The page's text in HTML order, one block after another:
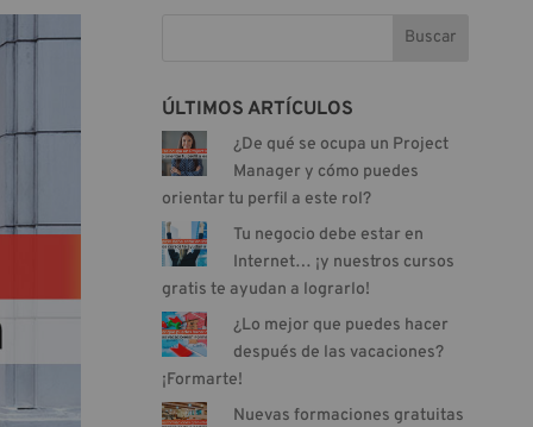
Buscar
ÚLTIMOS ARTÍCULOS
¿De qué se ocupa un Project
Manager y cómo puedes
orientar tu perfil a este rol?
Tu negocio debe estar en
Internet… ¡y nuestros cursos
gratis te ayudan a lograrlo!
¿Lo mejor que puedes hacer
después de las vacaciones?
¡Formarte!
Nuevas formaciones gratuitas